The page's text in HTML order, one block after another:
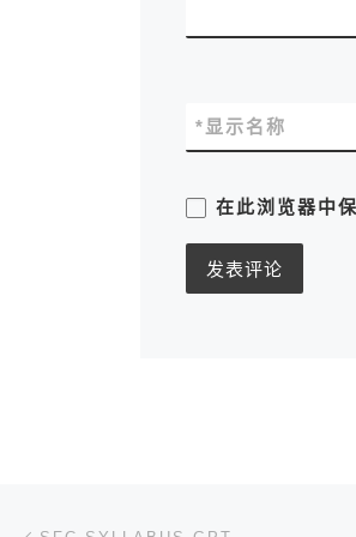
显示名称
*
在此浏览器中
文章导航